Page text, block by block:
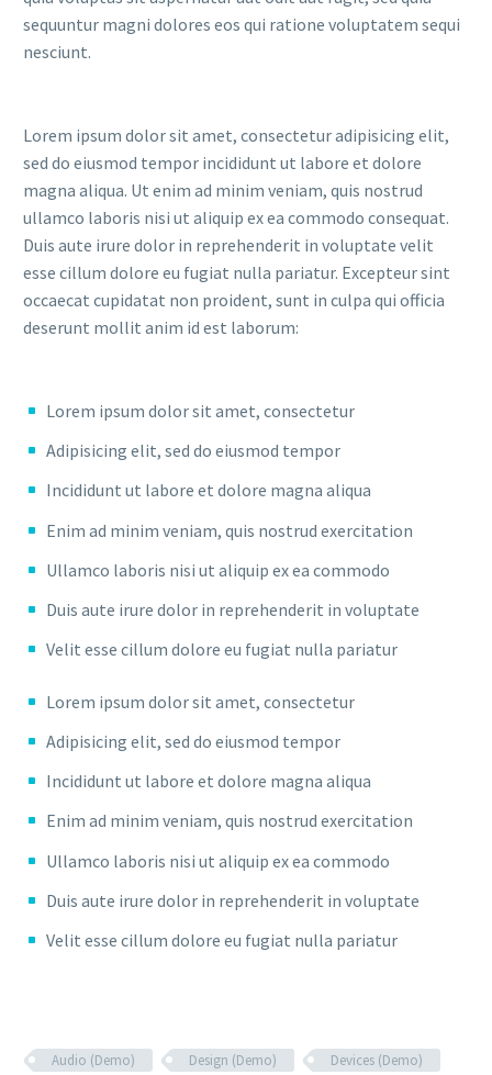
sequuntur magni dolores eos qui ratione voluptatem sequi
nesciunt.
Lorem ipsum dolor sit amet, consectetur adipisicing elit,
sed do eiusmod tempor incididunt ut labore et dolore
magna aliqua. Ut enim ad minim veniam, quis nostrud
ullamco laboris nisi ut aliquip ex ea commodo consequat.
Duis aute irure dolor in reprehenderit in voluptate velit
esse cillum dolore eu fugiat nulla pariatur. Excepteur sint
occaecat cupidatat non proident, sunt in culpa qui officia
deserunt mollit anim id est laborum:
Lorem ipsum dolor sit amet, consectetur
Adipisicing elit, sed do eiusmod tempor
Incididunt ut labore et dolore magna aliqua
Enim ad minim veniam, quis nostrud exercitation
Ullamco laboris nisi ut aliquip ex ea commodo
Duis aute irure dolor in reprehenderit in voluptate
Velit esse cillum dolore eu fugiat nulla pariatur
Lorem ipsum dolor sit amet, consectetur
Adipisicing elit, sed do eiusmod tempor
Incididunt ut labore et dolore magna aliqua
Enim ad minim veniam, quis nostrud exercitation
Ullamco laboris nisi ut aliquip ex ea commodo
Duis aute irure dolor in reprehenderit in voluptate
Velit esse cillum dolore eu fugiat nulla pariatur
Audio (Demo) Design (Demo)
Devices (Demo)